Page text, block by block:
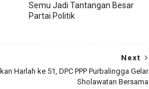
Semu Jadi Tantangan Besar
Partai Politik
Next
Harlah ke 51, DPC PPP Purbalingga Gelar
Sholawatan Bersama